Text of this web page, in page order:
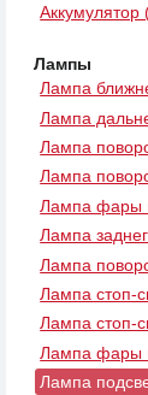
Аккумулятор
Лампы
Лампа
Лампа
Лампа
Лампа
Лампа фары
Лампа
Лампа
Лампа стоп-
Лампа стоп-
Лампа фары
Лампа